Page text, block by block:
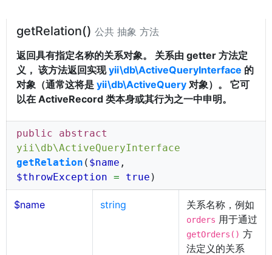
getRelation() 公共 抽象 方法
返回具有指定名称的关系对象。 关系由 getter 方法定
义， 该方法返回实现yii\db\ActiveQueryInterface 的
对象（通常这将是 yii\db\ActiveQuery 对象）。 它可
以在 ActiveRecord 类本身或其行为之一中申明。
public abstract
yii\db\ActiveQueryInterface
getRelation ( $name ,
$throwException = true )
$name string 关系名称，例如
orders 用于通过
getOrders() 方
法定义的关系